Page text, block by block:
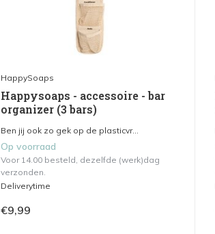
HappySoaps
Happysoaps - accessoire - bar
organizer (3 bars)
Ben jij ook zo gek op de plasticvr...
Op voorraad
Voor 14.00 besteld, dezelfde (werk)dag
verzonden.
Deliverytime
€9,99